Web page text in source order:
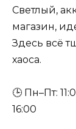
Светлый,
магазин,
Здесь всё
хаоса.
🕒 Пн–Пт:
16:00